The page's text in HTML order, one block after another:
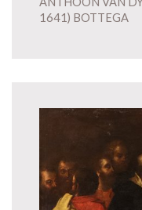
1641) BOTTEGA